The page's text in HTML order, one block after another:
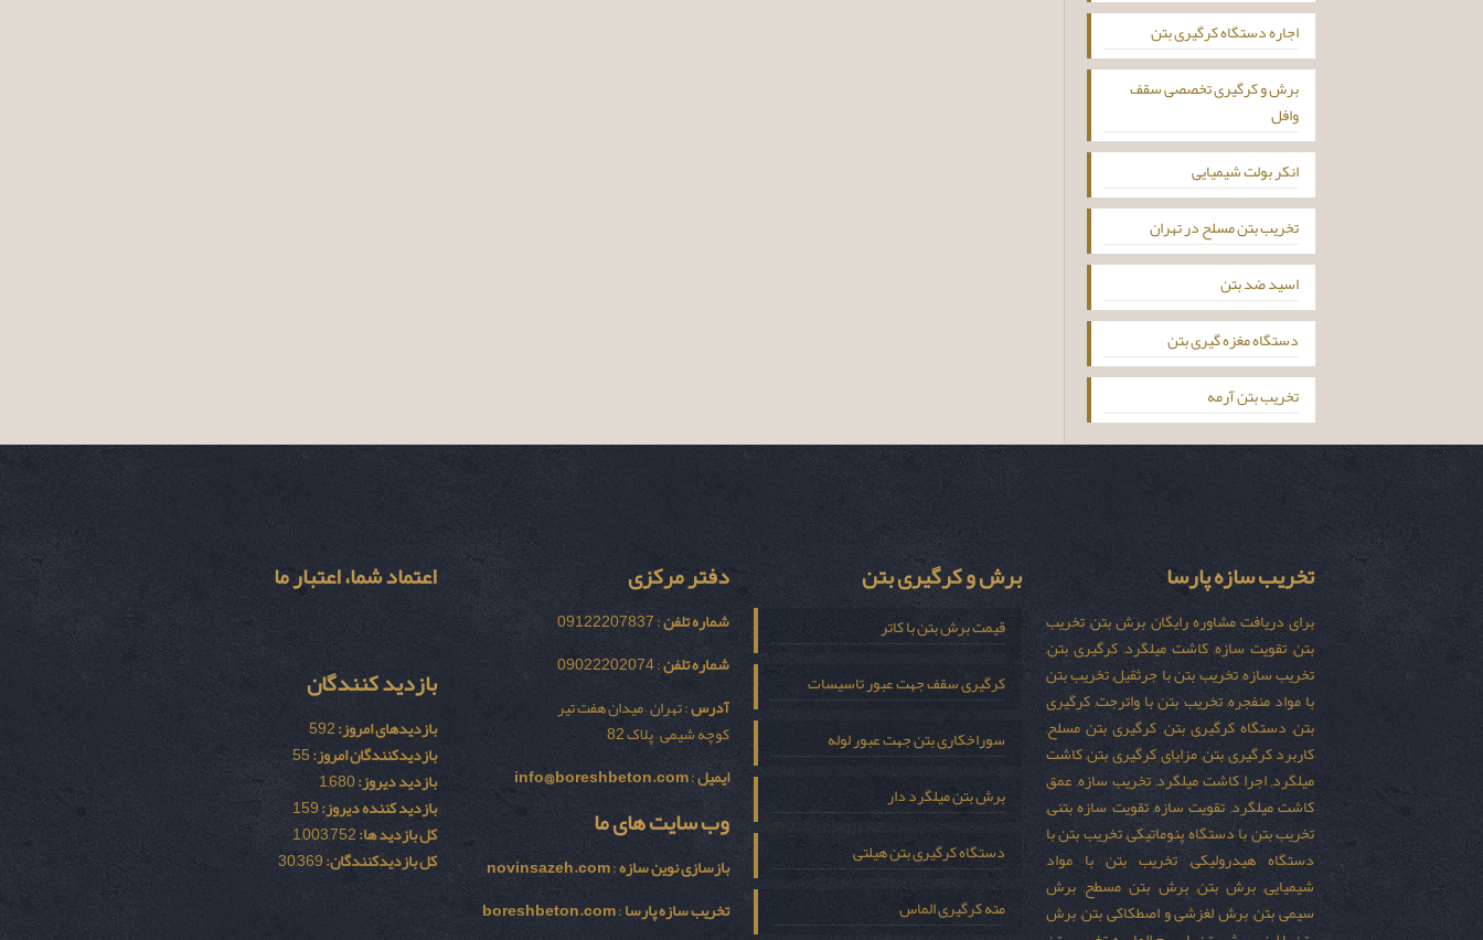
اجاره دستگاه کرگیری بتن
برش و کرگیری تخصصی سقف
وافل
انکر بولت شیمیایی
تخریب بتن مسلح در تهران
اسید ضد بتن
دستگاه مغزه گیری بتن
تخریب بتن آرمه
تخریب سازه پارسا
برای دریافت مشاوره رایگان برش بتن, تخریب
بتن, تقویت سازه, کاشت میلگرد, کرگیری بتن,
تخریب سازه, تخریب بتن با جرثقیل, تخریب بتن
با مواد منفجره, تخریب بتن با واترجت, کرگیری
بتن, دستگاه کرگیری بتن, کرگیری بتن مسلح,
کاربرد کرگیری بتن, مزایای کرگیری بتن, کاشت
میلگرد, اجرا کاشت میلگرد, تخریب سازه, عمق
کاشت میلگرد, تقویت سازه, تقویت سازه بتنی,
تخریب بتن با دستگاه پنوماتیکی, تخریب بتن با
دستگاه هیدرولیکی, تخریب بتن با مواد
شیمیایی, برش بتن, برش بتن مسطح, برش
سیمی بتن, برش لغزشی و اصطکاکی بتن, برش
برش و کرگیری بتن
قیمت برش بتن با کاتر
کرگیری سقف جهت عبور تاسیسات
سوراخکاری بتن جهت عبور لوله
برش بتن میلگرد دار
دستگاه کرگیری بتن هیلتی
مته کرگیری الماس
دفتر مرکزی
شماره تلفن: 09122207837
شماره تلفن: 09022202074
آدرس: تهران – میدان هفت تیر
کوچه شیمی – پلاک 82
ایمیل:
info@boreshbeton.com
وب سایت های ما
بازسازی نوين سازه:
novinsazeh.com
تخریب سازه پارسا:
boreshbeton.com
اعتماد شما، اعتبار ما
بازدید کنندگان
بازدیدهای امروز:592
بازدیدکنندگان امروز:55
بازدید دیروز:1,680
بازدید کننده دیروز:159
کل بازدید ها:1,003,752
کل بازدیدکنند‌گان:30,369